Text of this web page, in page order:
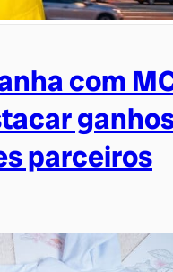
com
parceiros